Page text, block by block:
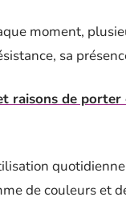
moment,
sa
raisons de
de couleurs et